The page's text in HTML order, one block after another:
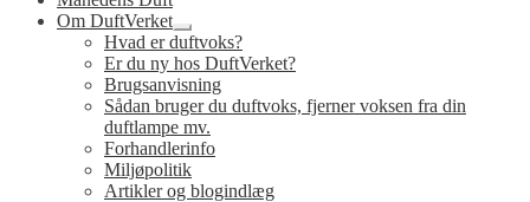
Om DuftVerket
Udfold
undermenu
Hvad er duftvoks?
Er du ny hos DuftVerket?
Brugsanvisning
Sådan bruger du duftvoks, fjerner voksen fra din
duftlampe mv.
Forhandlerinfo
Miljøpolitik
Artikler og blogindlæg